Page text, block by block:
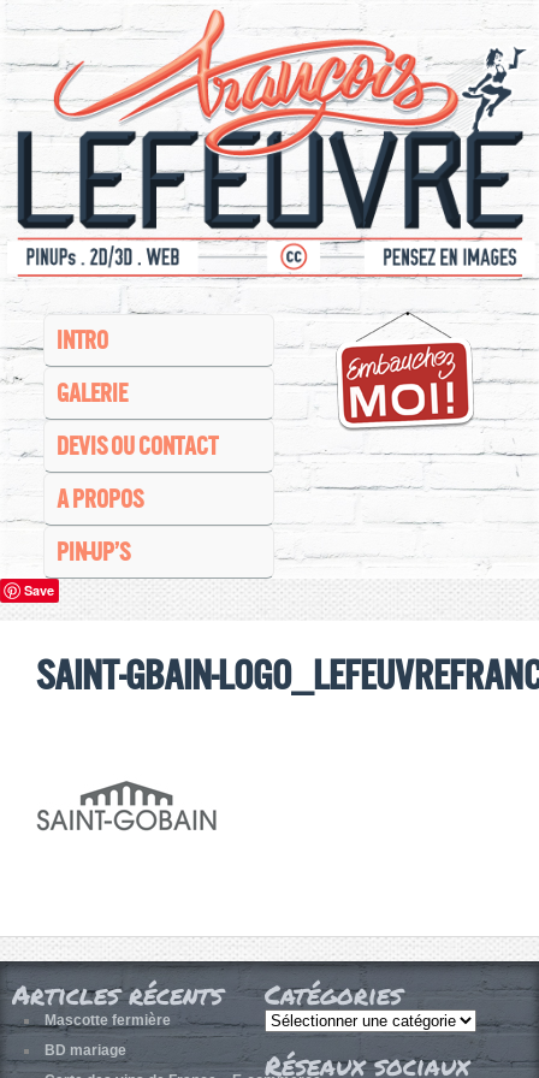
INTRO
GALERIE
DEVIS OU CONTACT
A PROPOS
PIN-UP’S
Save
saint-gbain-
Articles récents
Mascotte fermière
BD mariage
Catégories
Catégories
Réseaux sociaux